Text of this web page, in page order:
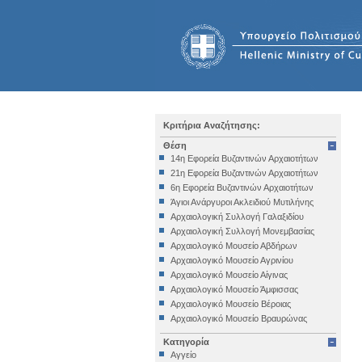
Κριτήρια Αναζήτησης:
Θέση
14η Εφορεία Βυζαντινών Αρχαιοτήτων
21η Εφορεία Βυζαντινών Αρχαιοτήτων
6η Εφορεία Βυζαντινών Αρχαιοτήτων
Άγιοι Ανάργυροι Ακλειδιού Μυτιλήνης
Αρχαιολογική Συλλογή Γαλαξιδίου
Αρχαιολογική Συλλογή Μονεμβασίας
Αρχαιολογικό Μουσείο Αβδήρων
Αρχαιολογικό Μουσείο Αγρινίου
Αρχαιολογικό Μουσείο Αίγινας
Αρχαιολογικό Μουσείο Άμφισσας
Αρχαιολογικό Μουσείο Βέροιας
Αρχαιολογικό Μουσείο Βραυρώνας
Αρχαιολογικό Μουσείο Δελφών
Αρχαιολογικό Μουσείο Ηγουμενίτσας
Κατηγορία
Αγγείο